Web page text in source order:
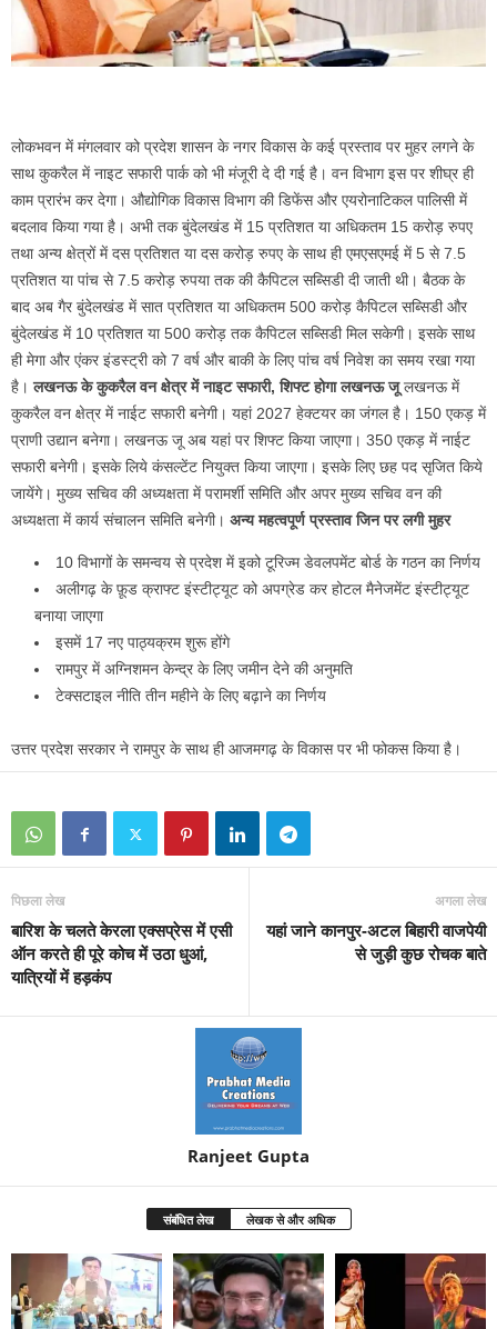
लोकभवन में मंगलवार को प्रदेश शासन के नगर विकास के कई प्रस्ताव पर मुहर लगने के
साथ कुकरैल में नाइट सफारी पार्क को भी मंजूरी दे दी गई है। वन विभाग इस पर शीघ्र ही
काम प्रारंभ कर देगा। औद्योगिक विकास विभाग की डिफेंस और एयरोनाटिकल पालिसी में
बदलाव किया गया है। अभी तक बुंदेलखंड में 15 प्रतिशत या अधिकतम 15 करोड़ रुपए
तथा अन्य क्षेत्रों में दस प्रतिशत या दस करोड़ रुपए के साथ ही एमएसएमई में 5 से 7.5
प्रतिशत या पांच से 7.5 करोड़ रुपया तक की कैपिटल सब्सिडी दी जाती थी। बैठक के
बाद अब गैर बुंदेलखंड में सात प्रतिशत या अधिकतम 500 करोड़ कैपिटल सब्सिडी और
बुंदेलखंड में 10 प्रतिशत या 500 करोड़ तक कैपिटल सब्सिडी मिल सकेगी। इसके साथ
ही मेगा और एंकर इंडस्ट्री को 7 वर्ष और बाकी के लिए पांच वर्ष निवेश का समय रखा गया
है।लखनऊ के कुकरैल वन क्षेत्र में नाइट सफारी, शिफ्ट होगा लखनऊ जूलखनऊ में
कुकरैल वन क्षेत्र में नाईट सफारी बनेगी। यहां 2027 हेक्टयर का जंगल है। 150 एकड़ में
प्राणी उद्यान बनेगा। लखनऊ जू अब यहां पर शिफ्ट किया जाएगा। 350 एकड़ में नाईट
सफारी बनेगी। इसके लिये कंसल्टेंट नियुक्त किया जाएगा। इसके लिए छह पद सृजित किये
जायेंगे। मुख्य सचिव की अध्यक्षता में परामर्शी समिति और अपर मुख्य सचिव वन की
अध्यक्षता में कार्य संचालन समिति बनेगी। अन्य महत्वपूर्ण प्रस्ताव जिन पर लगी मुहर
10 विभागों के समन्वय से प्रदेश में इको टूरिज्म डेवलपमेंट बोर्ड के गठन का निर्णय
अलीगढ़ के फ़ूड क्राफ्ट इंस्टीट्यूट को अपग्रेड कर होटल मैनेजमेंट इंस्टीट्यूट
बनाया जाएगा
इसमें 17 नए पाठ्यक्रम शुरू होंगे
रामपुर में अग्निशमन केन्द्र के लिए जमीन देने की अनुमति
टेक्सटाइल नीति तीन महीने के लिए बढ़ाने का निर्णय
उत्तर प्रदेश सरकार ने रामपुर के साथ ही आजमगढ़ के विकास पर भी फोकस किया है।
पिछला लेख
बारिश के चलते केरला एक्सप्रेस में एसी
ऑन करते ही पूरे कोच में उठा धुआं,
यात्रियों में हड़कंप
अगला लेख
यहां जाने कानपुर-अटल बिहारी वाजपेयी
से जुड़ी कुछ रोचक बाते
Ranjeet Gupta
संबंधित लेख लेखक से और अधिक